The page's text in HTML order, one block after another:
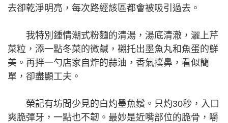
去卻乾淨明亮，每次路經該區都會被吸引過去。
我特別鍾情潮式粉麵的清湯，湯底清澈，灑上芹
菜粒，添一點冬菜的微鹹，襯托出墨魚丸和魚蛋的鮮
美。再拌一勺店家自炸的蒜油，香氣撲鼻，看似簡
單，卻盡顯工夫。
榮記有坊間少見的白灼墨魚鬚。只灼30秒，入口
爽脆彈牙，一點也不韌。最妙是近嘴部位的脆骨，嚼